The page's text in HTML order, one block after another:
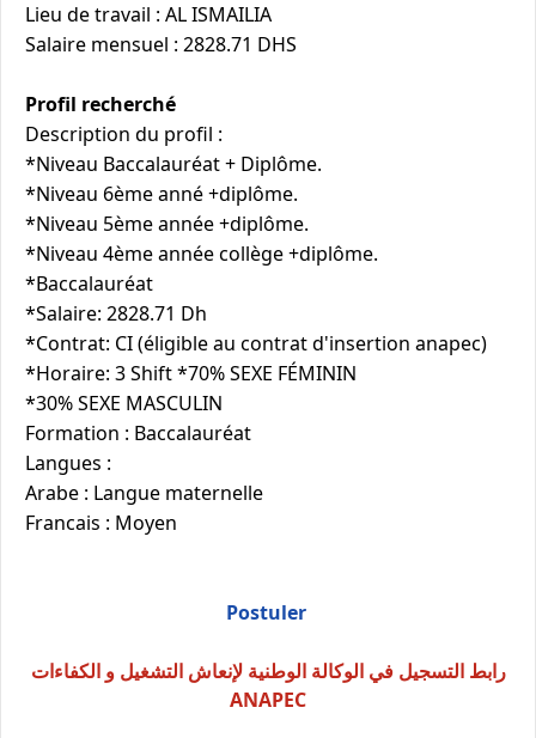
Lieu de travail : AL ISMAILIA
Salaire mensuel : 2828.71 DHS
Profil recherché
Description du profil :
*Niveau Baccalauréat + Diplôme.
*Niveau 6ème anné +diplôme.
*Niveau 5ème année +diplôme.
*Niveau 4ème année collège +diplôme.
*Baccalauréat
*Salaire: 2828.71 Dh
*Contrat: CI (éligible au contrat d'insertion anapec)
*Horaire: 3 Shift *70% SEXE FÉMININ
*30% SEXE MASCULIN
Formation : Baccalauréat
Langues :
Arabe : Langue maternelle
Francais : Moyen
Postuler
رابط التسجيل في الوكالة الوطنية لإنعاش التشغيل و الكفاءات
ANAPEC